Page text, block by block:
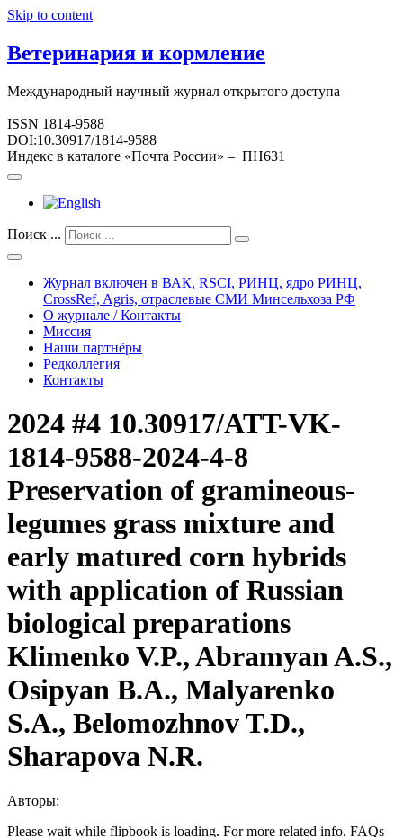
Skip to content
Ветеринария и кормление
Международный научный журнал открытого доступа
ISSN 1814-9588
DOI:10.30917/1814-9588
Индекс в каталоге «Почта России» – ПН631
Поиск ...
Журнал включен в ВАК, RSCI, РИНЦ, ядро РИНЦ,
CrossRef, Agris, отраслевые СМИ Минсельхоза РФ
О журнале / Контакты
Миссия
Наши партнёры
Редколлегия
Контакты
2024 #4 10.30917/ATT-VK-
1814-9588-2024-4-8
Preservation of gramineous-
legumes grass mixture and
early matured corn hybrids
with application of Russian
biological preparations
Klimenko V.P., Abramyan A.S.,
Osipyan B.A., Malyarenko
S.A., Belomozhnov T.D.,
Sharapova N.R.
Авторы:
Please wait while flipbook is loading. For more related info, FAQs